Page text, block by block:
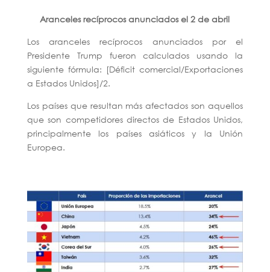
Aranceles recíprocos anunciados el 2 de abril
Los aranceles recíprocos anunciados por el
Presidente Trump fueron calculados usando la
siguiente fórmula: [Déficit comercial/Exportaciones
a Estados Unidos]/2.
Los países que resultan más afectados son aquellos
que son competidores directos de Estados Unidos,
principalmente los países asiáticos y la Unión
Europea.